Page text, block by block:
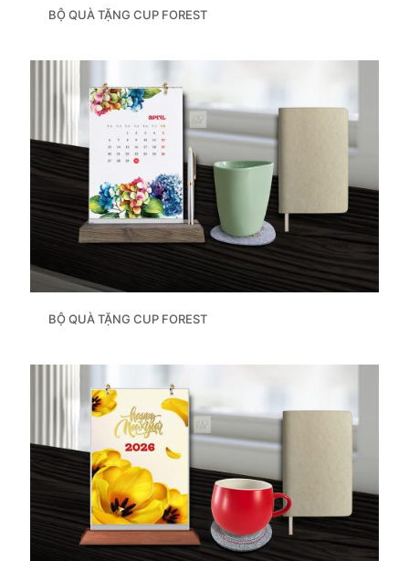
BỘ QUÀ TẶNG CUP FOREST
BỘ QUÀ TẶNG CUP FOREST